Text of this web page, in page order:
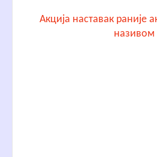
Акција наставак раније
називом